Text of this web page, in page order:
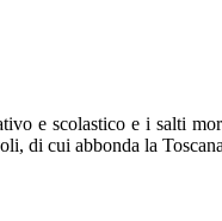
e scolastico e i salti
di cui abbonda la